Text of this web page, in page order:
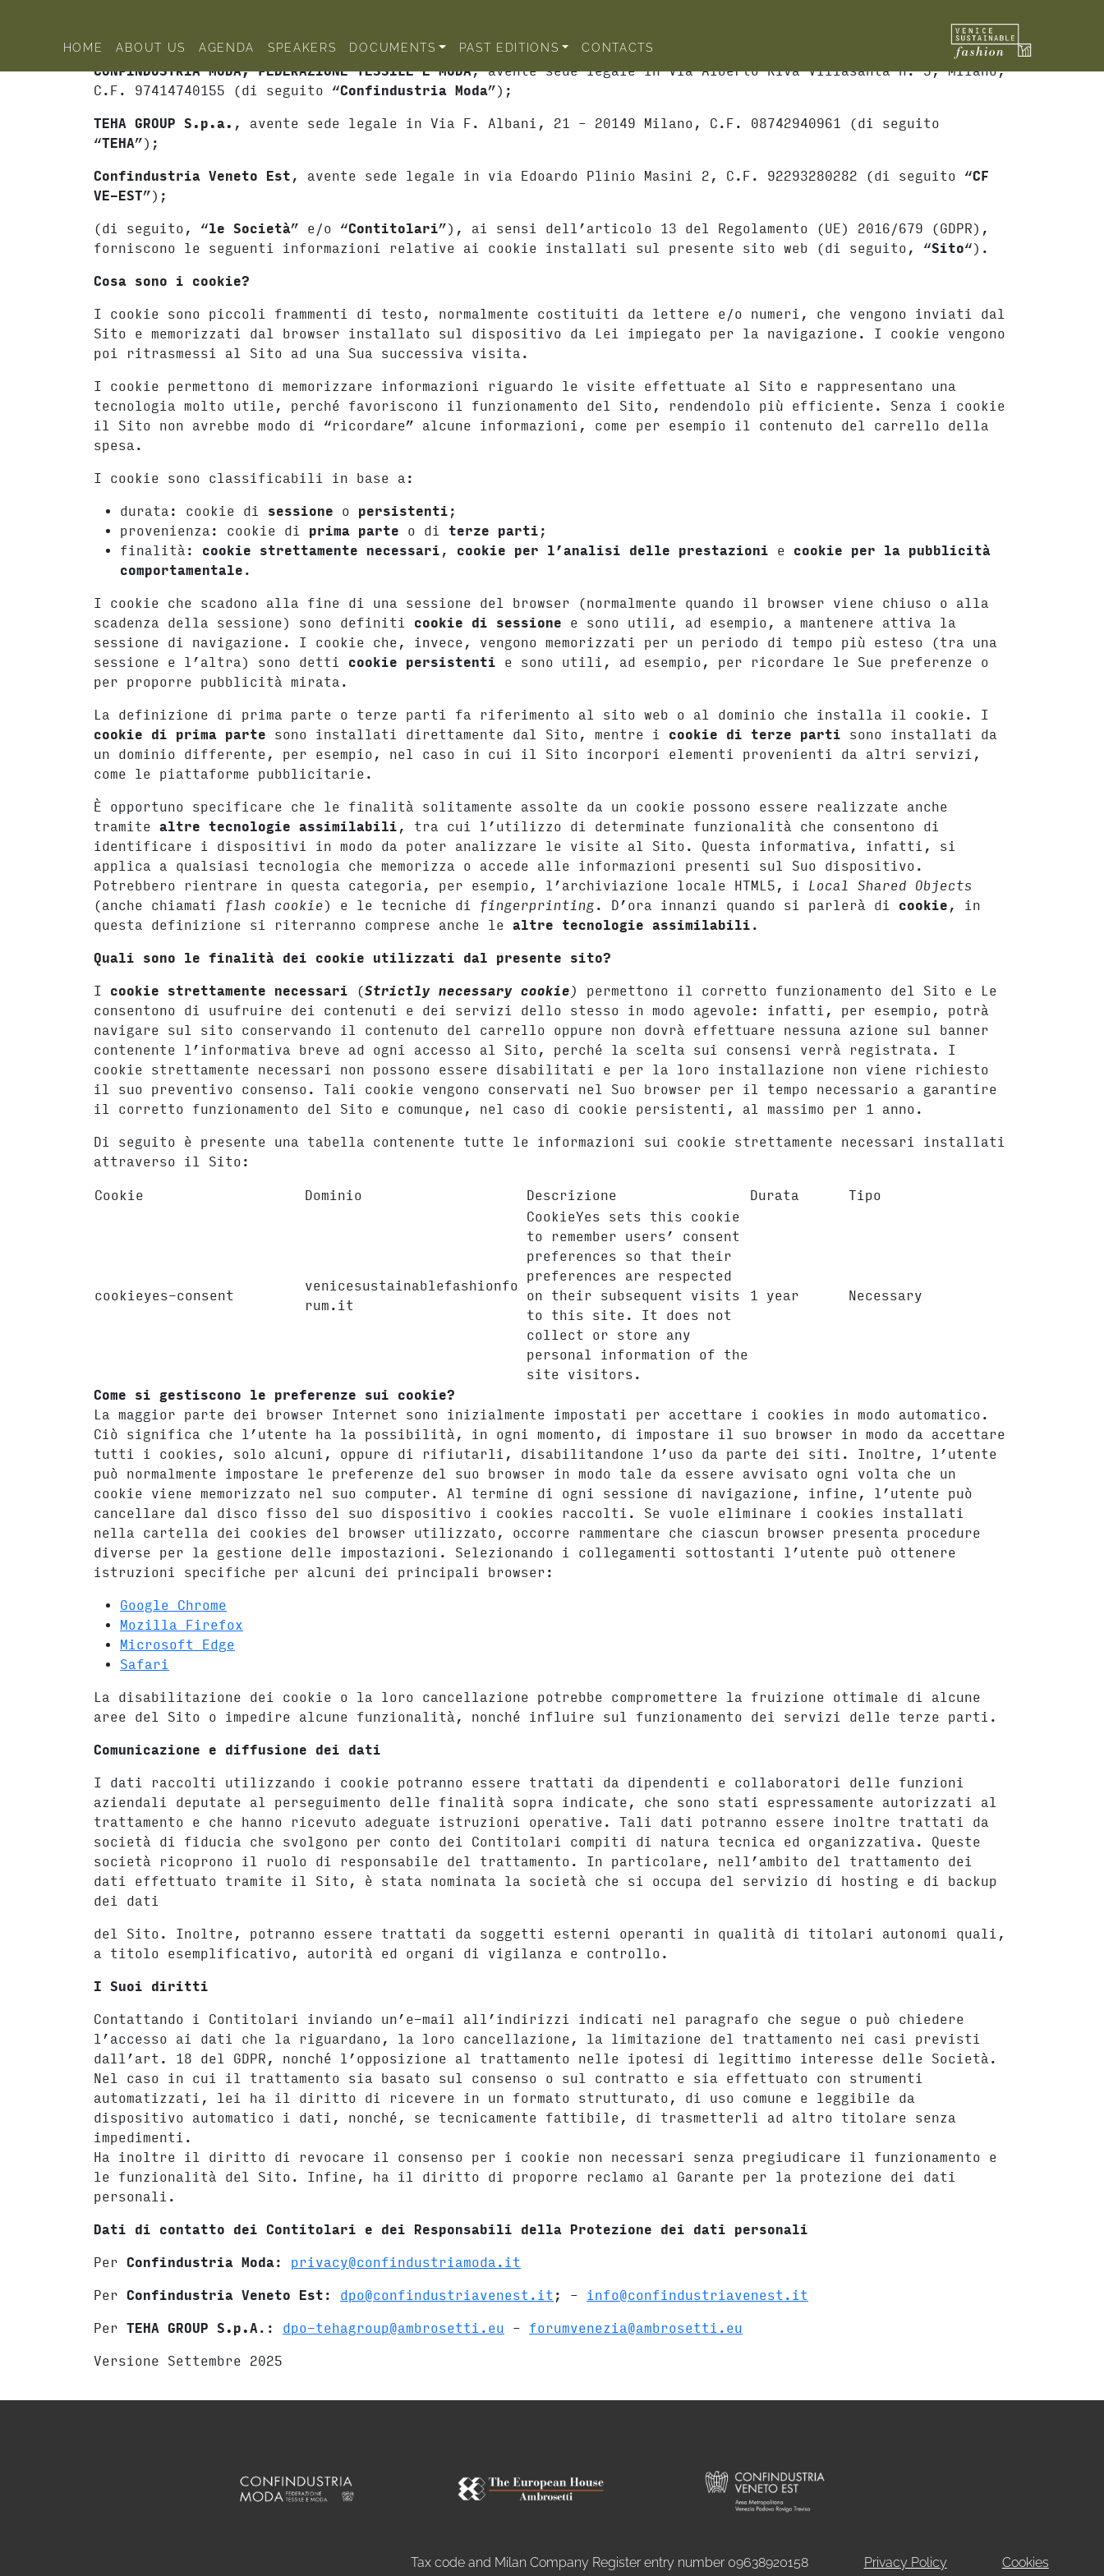
HOME ABOUT US AGENDA SPEAKERS DOCUMENTS PAST EDITIONS CONTACTS
CONFINDUSTRIA MODA, FEDERAZIONE TESSILE E MODA, avente sede legale in Via Alberto Riva Villasanta n. 3, Milano,
C.F. 97414740155 (di seguito “Confindustria Moda”);
TEHA GROUP S.p.a. , avente sede legale in Via F. Albani, 21 – 20149 Milano, C.F. 08742940961 (di seguito
“TEHA”);
Confindustria Veneto Est , avente sede legale in via Edoardo Plinio Masini 2, C.F. 92293280282 (di seguito “CF
VE-EST”);
(di seguito, “le Società” e/o “Contitolari”), ai sensi dell’articolo 13 del Regolamento (UE) 2016/679 (GDPR),
forniscono le seguenti informazioni relative ai cookie installati sul presente sito web (di seguito, “Sito“).
Cosa sono i cookie?
I cookie sono piccoli frammenti di testo, normalmente costituiti da lettere e/o numeri, che vengono inviati dal
Sito e memorizzati dal browser installato sul dispositivo da Lei impiegato per la navigazione. I cookie vengono
poi ritrasmessi al Sito ad una Sua successiva visita.
I cookie permettono di memorizzare informazioni riguardo le visite effettuate al Sito e rappresentano una
tecnologia molto utile, perché favoriscono il funzionamento del Sito, rendendolo più efficiente. Senza i cookie
il Sito non avrebbe modo di “ricordare” alcune informazioni, come per esempio il contenuto del carrello della
spesa.
I cookie sono classificabili in base a:
durata: cookie di sessione o persistenti ;
provenienza: cookie di prima parte o di terze parti ;
finalità: cookie strettamente necessari , cookie per l’analisi delle prestazioni e cookie per la pubblicità
comportamentale .
I cookie che scadono alla fine di una sessione del browser (normalmente quando il browser viene chiuso o alla
scadenza della sessione) sono definiti cookie di sessione e sono utili, ad esempio, a mantenere attiva la
sessione di navigazione. I cookie che, invece, vengono memorizzati per un periodo di tempo più esteso (tra una
sessione e l’altra) sono detti cookie persistenti e sono utili, ad esempio, per ricordare le Sue preferenze o
per proporre pubblicità mirata.
La definizione di prima parte o terze parti fa riferimento al sito web o al dominio che installa il cookie. I
cookie di prima parte sono installati direttamente dal Sito, mentre i cookie di terze parti sono installati da
un dominio differente, per esempio, nel caso in cui il Sito incorpori elementi provenienti da altri servizi,
come le piattaforme pubblicitarie.
È opportuno specificare che le finalità solitamente assolte da un cookie possono essere realizzate anche
tramite altre tecnologie assimilabili , tra cui l’utilizzo di determinate funzionalità che consentono di
identificare i dispositivi in modo da poter analizzare le visite al Sito. Questa informativa, infatti, si
applica a qualsiasi tecnologia che memorizza o accede alle informazioni presenti sul Suo dispositivo.
Potrebbero rientrare in questa categoria, per esempio, l’archiviazione locale HTML5, i Local Shared Objects
(anche chiamati flash cookie) e le tecniche di fingerprinting . D’ora innanzi quando si parlerà di cookie , in
questa definizione si riterranno comprese anche le altre tecnologie assimilabili .
Quali sono le finalità dei cookie utilizzati dal presente sito?
I cookie strettamente necessari (Strictly necessary cookie)
permettono il corretto funzionamento del Sito e Le
consentono di usufruire dei contenuti e dei servizi dello stesso in modo agevole: infatti, per esempio, potrà
navigare sul sito conservando il contenuto del carrello oppure non dovrà effettuare nessuna azione sul banner
contenente l’informativa breve ad ogni accesso al Sito, perché la scelta sui consensi verrà registrata. I
cookie strettamente necessari non possono essere disabilitati e per la loro installazione non viene richiesto
il suo preventivo consenso. Tali cookie vengono conservati nel Suo browser per il tempo necessario a garantire
il corretto funzionamento del Sito e comunque, nel caso di cookie persistenti, al massimo per 1 anno.
Di seguito è presente una tabella contenente tutte le informazioni sui cookie strettamente necessari installati
attraverso il Sito:
Cookie Dominio Descrizione Durata Tipo
cookieyes-consent
venicesustainablefashionfo
rum.it
CookieYes sets this cookie
to remember users’ consent
preferences so that their
preferences are respected
on their subsequent visits
to this site. It does not
collect or store any
personal information of the
site visitors.
1 year Necessary
Come si gestiscono le preferenze sui cookie?
La maggior parte dei browser Internet sono inizialmente impostati per accettare i cookies in modo automatico.
Ciò significa che l’utente ha la possibilità, in ogni momento, di impostare il suo browser in modo da accettare
tutti i cookies, solo alcuni, oppure di rifiutarli, disabilitandone l’uso da parte dei siti. Inoltre, l’utente
può normalmente impostare le preferenze del suo browser in modo tale da essere avvisato ogni volta che un
cookie viene memorizzato nel suo computer. Al termine di ogni sessione di navigazione, infine, l’utente può
cancellare dal disco fisso del suo dispositivo i cookies raccolti. Se vuole eliminare i cookies installati
nella cartella dei cookies del browser utilizzato, occorre rammentare che ciascun browser presenta procedure
diverse per la gestione delle impostazioni. Selezionando i collegamenti sottostanti l’utente può ottenere
istruzioni specifiche per alcuni dei principali browser:
Google Chrome
Mozilla Firefox
Microsoft Edge
Safari
La disabilitazione dei cookie o la loro cancellazione potrebbe compromettere la fruizione ottimale di alcune
aree del Sito o impedire alcune funzionalità, nonché influire sul funzionamento dei servizi delle terze parti.
Comunicazione e diffusione dei dati
I dati raccolti utilizzando i cookie potranno essere trattati da dipendenti e collaboratori delle funzioni
aziendali deputate al perseguimento delle finalità sopra indicate, che sono stati espressamente autorizzati al
trattamento e che hanno ricevuto adeguate istruzioni operative. Tali dati potranno essere inoltre trattati da
società di fiducia che svolgono per conto dei Contitolari compiti di natura tecnica ed organizzativa. Queste
società ricoprono il ruolo di responsabile del trattamento. In particolare, nell’ambito del trattamento dei
dati effettuato tramite il Sito, è stata nominata la società che si occupa del servizio di hosting e di backup
dei dati
del Sito. Inoltre, potranno essere trattati da soggetti esterni operanti in qualità di titolari autonomi quali,
a titolo esemplificativo, autorità ed organi di vigilanza e controllo.
I Suoi diritti
Contattando i Contitolari inviando un’e-mail all’indirizzi indicati nel paragrafo che segue o può chiedere
l’accesso ai dati che la riguardano, la loro cancellazione, la limitazione del trattamento nei casi previsti
dall’art. 18 del GDPR, nonché l’opposizione al trattamento nelle ipotesi di legittimo interesse delle Società.
Nel caso in cui il trattamento sia basato sul consenso o sul contratto e sia effettuato con strumenti
automatizzati, lei ha il diritto di ricevere in un formato strutturato, di uso comune e leggibile da
dispositivo automatico i dati, nonché, se tecnicamente fattibile, di trasmetterli ad altro titolare senza
impedimenti.
Ha inoltre il diritto di revocare il consenso per i cookie non necessari senza pregiudicare il funzionamento e
le funzionalità del Sito. Infine, ha il diritto di proporre reclamo al Garante per la protezione dei dati
personali.
Dati di contatto dei Contitolari e dei Responsabili della Protezione dei dati personali
Per Confindustria Moda: privacy@confindustriamoda.it
Per Confindustria Veneto Est : dpo@confindustriavenest.it ; – info@confindustriavenest.it
Per TEHA GROUP S.p.A.: dpo-tehagroup@ambrosetti.eu – forumvenezia@ambrosetti.eu
Versione Settembre 2025
Cookies
Privacy Policy
Tax code and Milan Company Register entry number 09638920158